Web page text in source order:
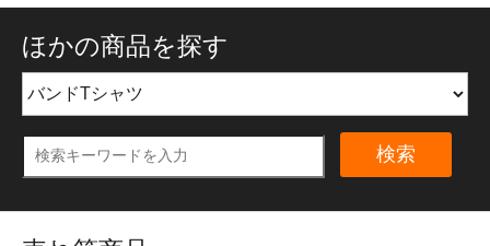
ほかの商品を探す
検索